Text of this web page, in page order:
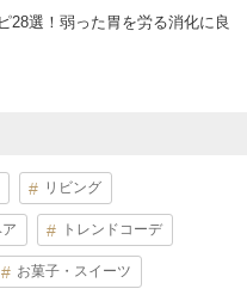
28選！弱った胃を労る消化に良
リビング
トレンドコーデ
お菓子・スイーツ